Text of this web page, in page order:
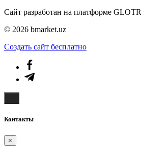
Сайт разработан на платформе GLOTR
© 2026 bmarket.uz
Создать cайт бесплатно
Контакты
×